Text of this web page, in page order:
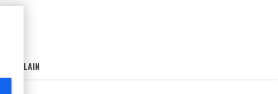
LAIN-LAIN